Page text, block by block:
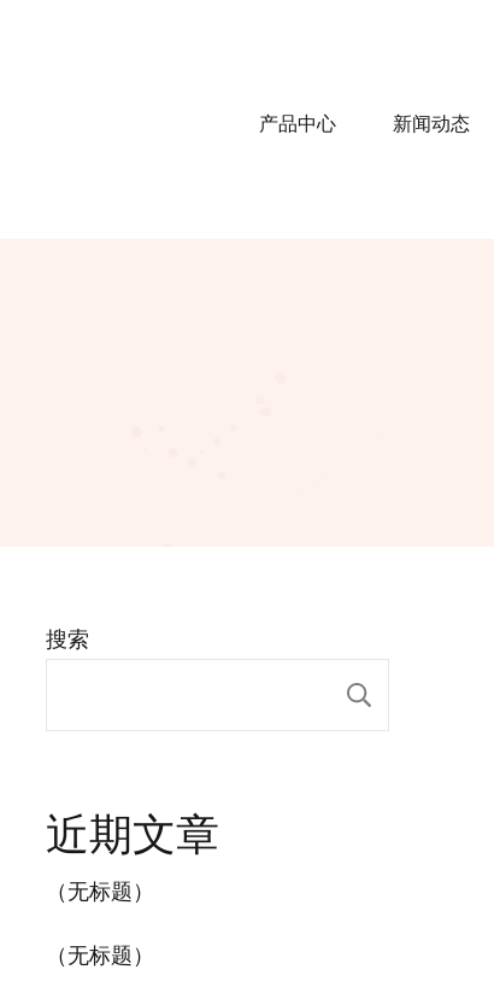
产品中心 新闻动态
搜索
近期文章
（无标题）
（无标题）